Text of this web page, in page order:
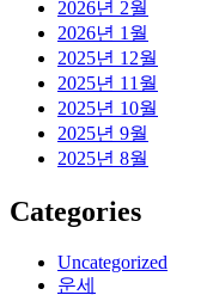
2026년 2월
2026년 1월
2025년 12월
2025년 11월
2025년 10월
2025년 9월
2025년 8월
Categories
Uncategorized
운세